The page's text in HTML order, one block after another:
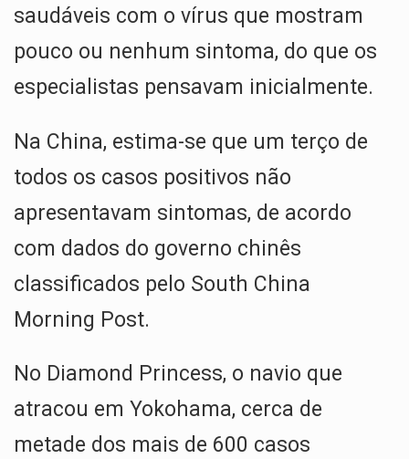
saudáveis ​​com o vírus que mostram
pouco ou nenhum sintoma, do que os
especialistas pensavam inicialmente.
Na China, estima-se que um terço de
todos os casos positivos não
apresentavam sintomas, de acordo
com dados do governo chinês
classificados pelo South China
Morning Post.
No Diamond Princess, o navio que
atracou em Yokohama, cerca de
metade dos mais de 600 casos